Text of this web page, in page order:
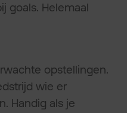
goals. Helemaal
opstellingen.
wie er
Handig als je